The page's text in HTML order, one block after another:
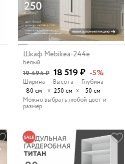
Шкаф Mebikea-244e
Белый
19 494 ₽ 18 519 ₽ -5%
Ширина
80 см
х
Высота
250 см х
Глубина
50 см
Можно выбрать любой цвет и
размер